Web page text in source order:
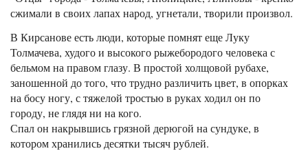
сжимали в своих лапах народ, угнетали, творили произвол.
В Кирсанове есть люди, которые помнят еще Луку
Толмачева, худого и высокого рыжебородого человека с
бельмом на правом глазу. В простой холщовой рубахе,
заношенной до того, что трудно различить цвет, в опорках
на босу ногу, с тяжелой тростью в руках ходил он по
городу, не глядя ни на кого.
Спал он накрывшись грязной дерюгой на сундуке, в
котором хранились десятки тысяч рублей.